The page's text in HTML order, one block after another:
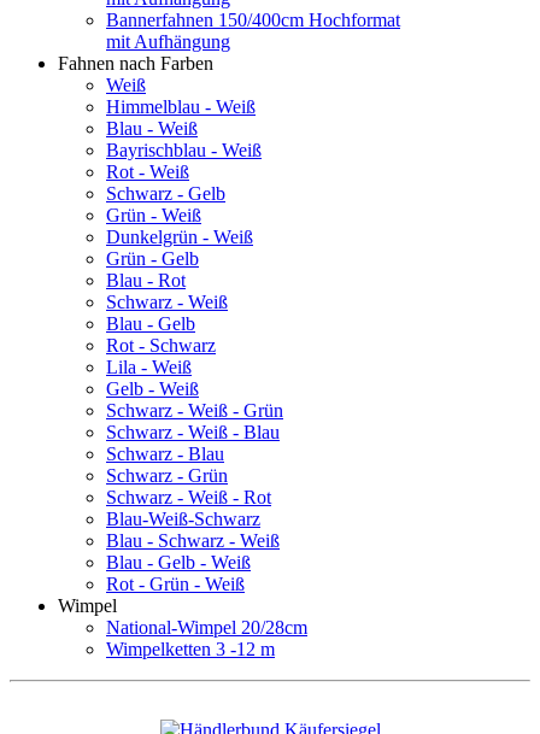
Bannerfahnen 150/400cm Hochformat
mit Aufhängung
Fahnen nach Farben
Weiß
Himmelblau - Weiß
Blau - Weiß
Bayrischblau - Weiß
Rot - Weiß
Schwarz - Gelb
Grün - Weiß
Dunkelgrün - Weiß
Grün - Gelb
Blau - Rot
Schwarz - Weiß
Blau - Gelb
Rot - Schwarz
Lila - Weiß
Gelb - Weiß
Schwarz - Weiß - Grün
Schwarz - Weiß - Blau
Schwarz - Blau
Schwarz - Grün
Schwarz - Weiß - Rot
Blau-Weiß-Schwarz
Blau - Schwarz - Weiß
Blau - Gelb - Weiß
Rot - Grün - Weiß
Wimpel
National-Wimpel 20/28cm
Wimpelketten 3 -12 m